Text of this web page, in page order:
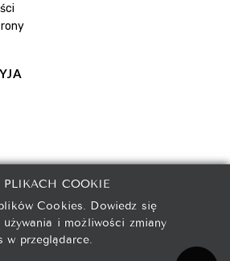
Komunalne spółka z
COOKIE
Cookies. Dowiedz się
i możliwości zmiany
przeglądarce.